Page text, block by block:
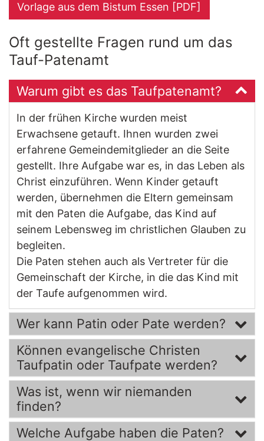
Vorlage aus dem Bistum Essen [PDF]
Oft gestellte Fragen rund um das
Tauf-Patenamt
Warum gibt es das Taufpatenamt?
In der frühen Kirche wurden meist
Erwachsene getauft. Ihnen wurden zwei
erfahrene Gemeindemitglieder an die Seite
gestellt. Ihre Aufgabe war es, in das Leben als
Christ einzuführen. Wenn Kinder getauft
werden, übernehmen die Eltern gemeinsam
mit den Paten die Aufgabe, das Kind auf
seinem Lebensweg im christlichen Glauben zu
begleiten.
Die Paten stehen auch als Vertreter für die
Gemeinschaft der Kirche, in die das Kind mit
der Taufe aufgenommen wird.
Wer kann Patin oder Pate werden?
Können evangelische Christen
Taufpatin oder Taufpate werden?
Was ist, wenn wir niemanden
finden?
Welche Aufgabe haben die Paten?